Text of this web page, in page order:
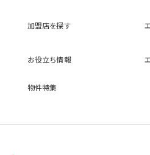
情報を当社又はKWライセンサーが運営するウェ
(11) 株主管理、会社法その他法令上の手続対応
(12) 当社のサービスを通じて実施された不動産
別できない形式に加工した統計データを作成する
2.2 第2.1項第7号に基づいて個人情報の提供を
加盟店を探す
お役立ち情報
物件特集